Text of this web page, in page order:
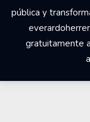
pública y
gratuitamente